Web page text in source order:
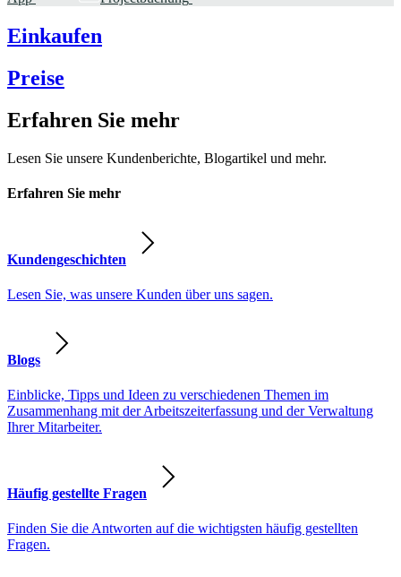
Einkaufen
Preise
Erfahren Sie mehr
Lesen Sie unsere Kundenberichte, Blogartikel und mehr.
Erfahren Sie mehr
Kundengeschichten
Lesen Sie, was unsere Kunden über uns sagen.
Blogs
Einblicke, Tipps und Ideen zu verschiedenen Themen im
Zusammenhang mit der Arbeitszeiterfassung und der Verwaltung
Ihrer Mitarbeiter.
Häufig gestellte Fragen
Finden Sie die Antworten auf die wichtigsten häufig gestellten
Fragen.